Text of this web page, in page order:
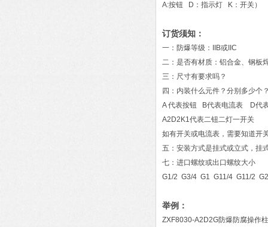
A:按钮 D：指示灯 K：开关）
订货须知：
一：防爆等级：IIB或IIC
二：是否有材质：铝合金、钢板
三：尺寸有要求吗？
四：内装什么元件？分别多少个
A 代表按钮 B代表电流表 D代
A2D2K1代表二钮二灯一开关
如有开关或电流表，需要知道开
五：安装方式是挂式或立式，挂
七：进口螺纹或出口螺纹大小
G1/2 G3/4 G1 G11/4 G11/2
举例：
ZXF8030-A2D2G防爆防腐操作